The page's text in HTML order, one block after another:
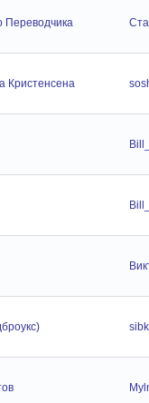
Переводчика
Кристенсена